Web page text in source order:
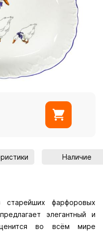
Наличие
фарфоровых
элегантный и
во всём мире